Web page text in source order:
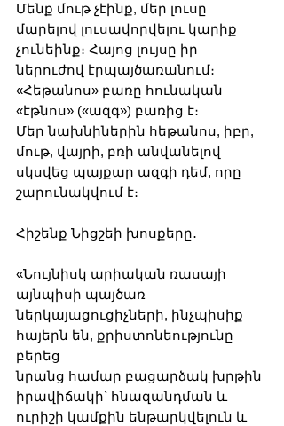
Մենք մութ չէինք, մեր լուսը
մարելով լուսավորվելու կարիք
չունեինք։ Հայոց լույսը իր
ներուժով էրպայծառանում։
«Հեթանոս» բառը հունական
«էթնոս» («ազգ») բառից է։
Մեր նախնիներին հեթանոս, իբր,
մութ, վայրի, բռի անվանելով
սկսվեց պայքար ազգի դեմ, որը
շարունակվում է։
Հիշենք Նիցշեի խոսքերը․
«Նույնիսկ արիական ռասայի
այնպիսի պայծառ
ներկայացուցիչների, ինչպիսիք
հայերն են, քրիստոնեությունը
բերեց
նրանց համար բացարձակ խրթին
իրավիճակի՝ հնազանդման և
ուրիշի կամքին ենթարկվելուն և